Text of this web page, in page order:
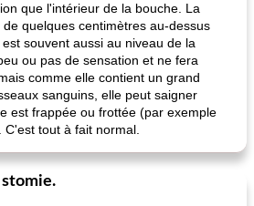
que l'intérieur de la bouche. La
quelques centimètres au-dessus
souvent aussi au niveau de la
ou pas de sensation et ne fera
comme elle contient un grand
sanguins, elle peut saigner
est frappée ou frottée (par exemple
tout à fait normal.